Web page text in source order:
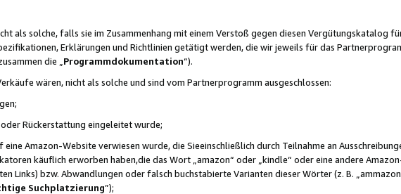
als solche, falls sie im Zusammenhang mit einem Verstoß gegen diesen Vergütungskatalog
Erklärungen und Richtlinien getätigt werden, die wir jeweils für das
die „ Programmdokumentation“).
wären, nicht als solche und sind vom Partnerprogramm ausgeschlossen:
Rückerstattung eingeleitet wurde;
Amazon-Website verwiesen wurde, die Sieeinschließlich durch Teilnahme an
käuflich erworben haben,die das Wort „amazon“ oder „kindle“ oder eine andere
Links) bzw. Abwandlungen oder falsch buchstabierte Varianten dieser Wörter (z. B.
Suchplatzierung”);